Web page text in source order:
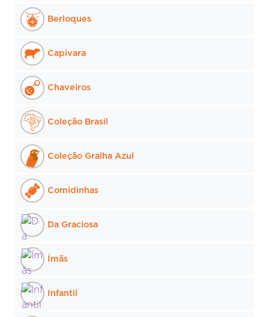
Berloques
Capivara
Chaveiros
Coleção Brasil
Coleção Gralha Azul
Comidinhas
Da Graciosa
Ímãs
Infantil